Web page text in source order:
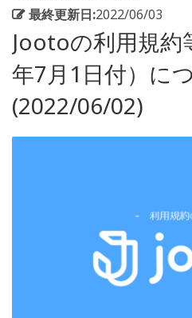
最終更新日:2022/06/03
Jootoの利用規約
年7月1日付）に
(2022/06/02)